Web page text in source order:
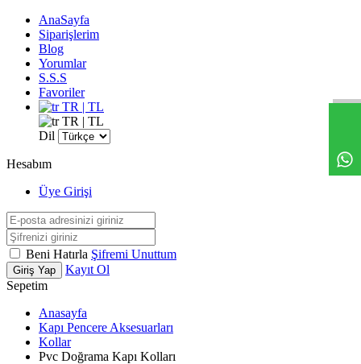
AnaSayfa
Siparişlerim
Blog
Yorumlar
S.S.S
Favoriler
TR | TL
TR | TL
Dil
Hesabım
Üye Girişi
Beni Hatırla Şifremi Unuttum
Giriş Yap
Kayıt Ol
Sepetim
Anasayfa
Kapı Pencere Aksesuarları
Kollar
Pvc Doğrama Kapı Kolları